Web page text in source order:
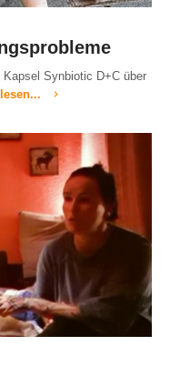
Synbiotic D+C über